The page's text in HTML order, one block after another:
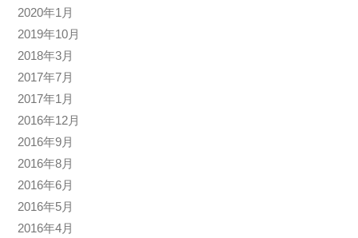
2020年1月
2019年10月
2018年3月
2017年7月
2017年1月
2016年12月
2016年9月
2016年8月
2016年6月
2016年5月
2016年4月